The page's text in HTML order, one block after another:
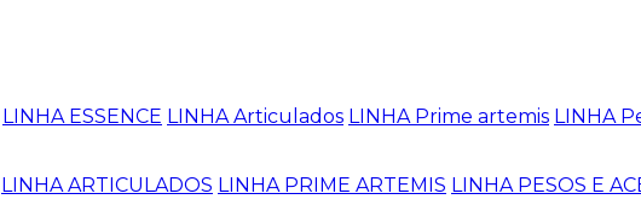
LINHA ESSENCE LINHA Articulados LINHA Prime artemis LINHA
LINHA ARTICULADOS LINHA PRIME ARTEMIS LINHA PESOS E